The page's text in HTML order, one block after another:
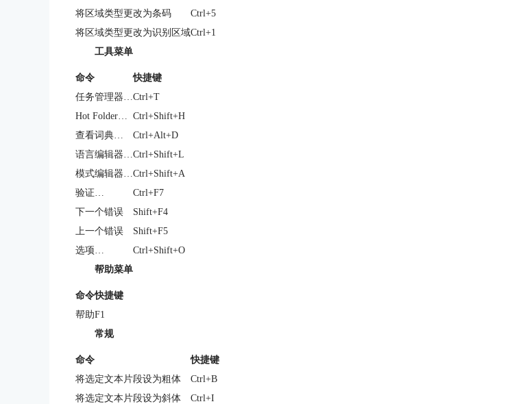
将区域类型更改为条码
Ctrl+5
将区域类型更改为识别区域Ctrl+1
工具菜单
命令
快捷键
任务管理器…Ctrl+T
Hot Folder… Ctrl+Shift+H
查看词典…
Ctrl+Alt+D
语言编辑器…Ctrl+Shift+L
模式编辑器…Ctrl+Shift+A
验证…
Ctrl+F7
下一个错误
Shift+F4
上一个错误
Shift+F5
选项…
Ctrl+Shift+O
帮助菜单
命令快捷键
帮助F1
常规
命令
快捷键
将选定文本片段设为粗体
Ctrl+B
将选定文本片段设为斜体
Ctrl+I